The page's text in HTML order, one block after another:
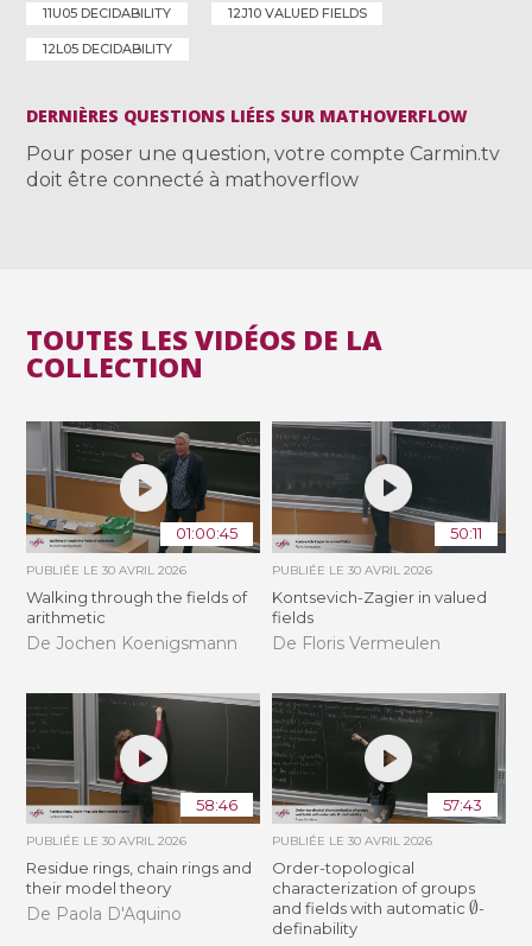
11U05 DECIDABILITY 12J10 VALUED FIELDS
12L05 DECIDABILITY
DERNIÈRES QUESTIONS LIÉES SUR MATHOVERFLOW
Pour poser une question, votre compte Carmin.tv
doit être connecté à mathoverflow
TOUTES LES VIDÉOS DE LA
COLLECTION
01:00:45
PUBLIÉE LE30 AVRIL 2026
Walking through the fields of
arithmetic
De Jochen Koenigsmann
50:11
PUBLIÉE LE 30 AVRIL 2026
Kontsevich-Zagier in valued
fields
De Floris Vermeulen
58:46
PUBLIÉE LE30 AVRIL 2026
Residue rings, chain rings and
their model theory
De Paola D'Aquino
57:43
PUBLIÉE LE 30 AVRIL 2026
Order-topological
characterization of groups
and fields with automatic ∅-
definability